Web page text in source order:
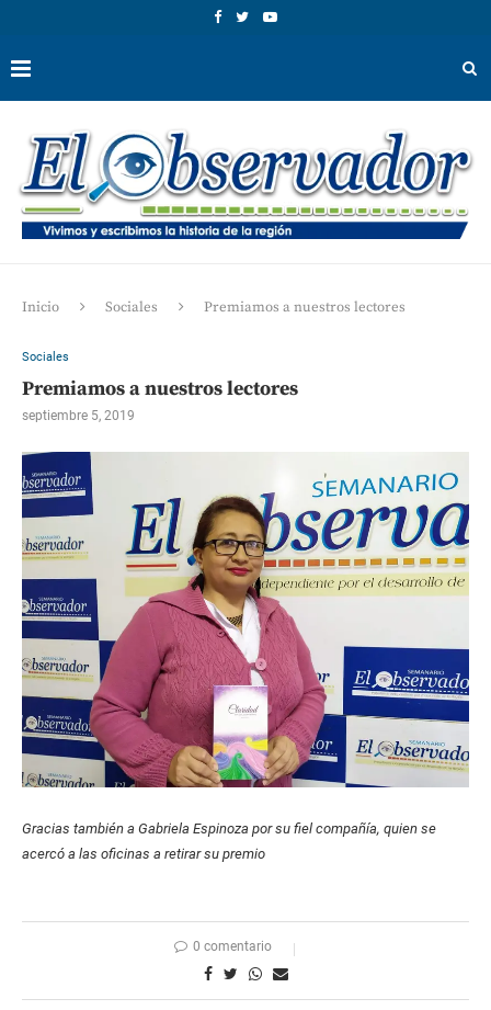
Inicio Sociales Premiamos a nuestros lectores
Sociales
Premiamos a nuestros lectores
septiembre 5, 2019
Gracias también a Gabriela Espinoza por su fiel compañía, quien se
acercó a las oficinas a retirar su premio
0 comentario